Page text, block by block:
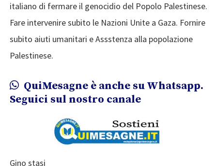
italiano di fermare il genocidio del Popolo Palestinese.
Fare intervenire subito le Nazioni Unite a Gaza. Fornire
subito aiuti umanitari e Assstenza alla popolazione
Palestinese.
QuiMesagne è anche su Whatsapp.
Seguici sul nostro canale
Gino stasi